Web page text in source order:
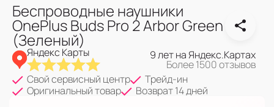
Беспроводные наушники
OnePlus Buds Pro 2 Arbor Green
(Зеленый)
Яндекс Карты 9 лет на Яндекс.Картах
Более 1500 отзывов
Свой сервисный центр
Трейд-ин
Оригинальный товар
Возврат 14 дней